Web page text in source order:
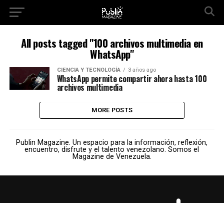
All posts tagged "100 archivos multimedia en
WhatsApp"
CIENCIA Y TECNOLOGÍA 3 años ago
WhatsApp permite compartir ahora hasta 100
archivos multimedia
MORE POSTS
Publin Magazine. Un espacio para la información, reflexión,
encuentro, disfrute y el talento venezolano. Somos el
Magazine de Venezuela.